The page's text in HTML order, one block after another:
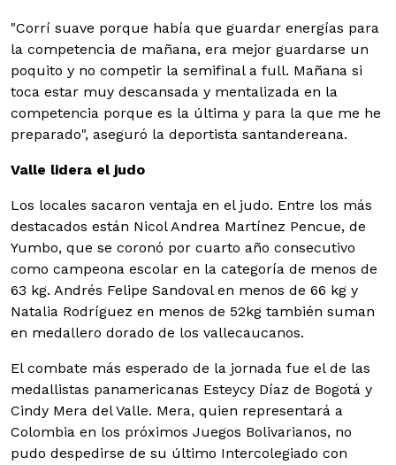
"Corrí suave porque había que guardar energías para
la competencia de mañana, era mejor guardarse un
poquito y no competir la semifinal a full. Mañana si
toca estar muy descansada y mentalizada en la
competencia porque es la última y para la que me he
preparado", aseguró la deportista santandereana.
Valle lidera el judo
Los locales sacaron ventaja en el judo. Entre los más
destacados están Nicol Andrea Martínez Pencue, de
Yumbo, que se coronó por cuarto año consecutivo
como campeona escolar en la categoría de menos de
63 kg. Andrés Felipe Sandoval en menos de 66 kg y
Natalia Rodríguez en menos de 52kg también suman
en medallero dorado de los vallecaucanos.
El combate más esperado de la jornada fue el de las
medallistas panamericanas Esteycy Díaz de Bogotá y
Cindy Mera del Valle. Mera, quien representará a
Colombia en los próximos Juegos Bolivarianos, no
pudo despedirse de su último Intercolegiado con